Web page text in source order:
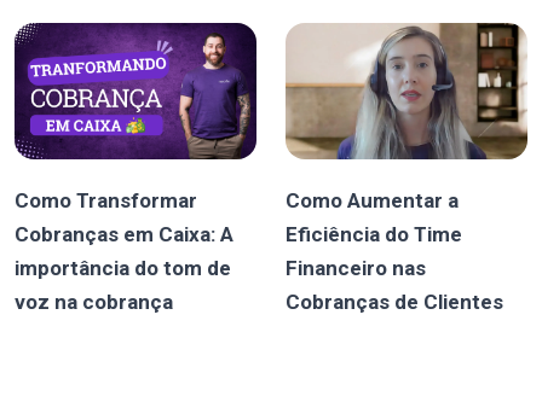
Como Transformar
Cobranças em Caixa: A
importância do tom de
voz na cobrança
Como Aumentar a
Eficiência do Time
Financeiro nas
Cobranças de Clientes